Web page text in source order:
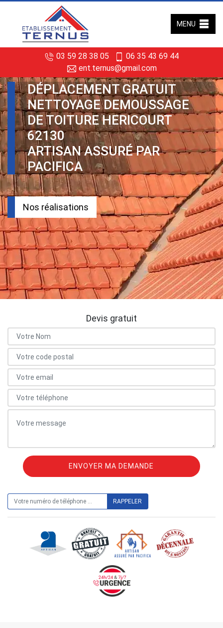
03 59 28 38 05
06 35 43 69 44
ent.ternus@gmail.com
MENU
DÉPLACEMENT GRATUIT
NETTOYAGE DEMOUSSAGE
DE TOITURE HERICOURT
62130
ARTISAN ASSURÉ PAR
PACIFICA
Nos réalisations
Devis gratuit